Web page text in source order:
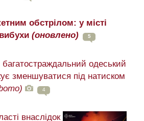
обстрілом: у місті
(оновлено) 5
багатостраждальний одеський
зменшуватися під натиском
4
внаслідок